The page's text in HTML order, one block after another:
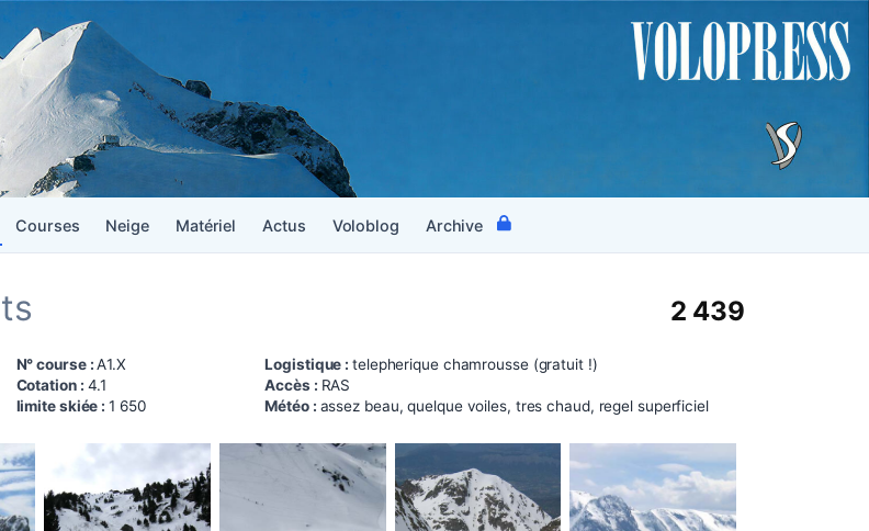
Courses Neige Matériel Actus Voloblog Archive
2 439
N° course :A1.X
Cotation : 4.1
limite skiée :1 650
Logistique :telepherique chamrousse (gratuit !)
Accès : RAS
Météo : assez beau, quelque voiles, tres chaud, regel superficiel